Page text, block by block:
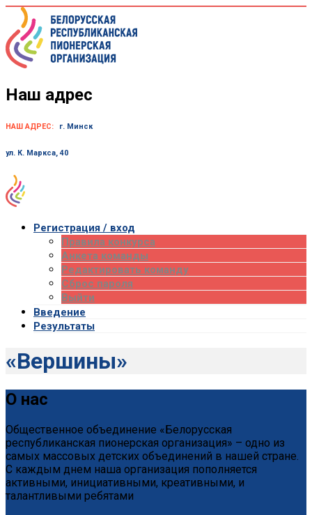
Skip
content
Наш адрес
НАШ АДРЕС: г. Минск
ул. К. Маркса, 40
Регистрация / вход
Правила конкурса
Анкета команды
Редактировать команду
Сброс пароля
Выйти
Введение
Результаты
«Вершины»
О нас
Общественное объединение «Белорусская
республиканская пионерская организация» – одно из
самых массовых детских объединений в нашей стране.
С каждым днем наша организация пополняется
активными, инициативными, креативными, и
талантливыми ребятами